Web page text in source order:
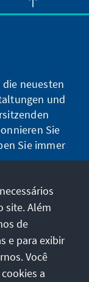
neuesten
und
Sie
Sie immer
site. Além
de
e para exibir
Você
a